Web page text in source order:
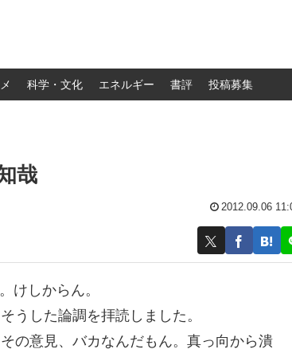
科学・文化 エネルギー 書評 投稿募集
哉
2012.09.06
けしからん。
うした論調を拝読しました。
の意見、バカなんだもん。真っ向から潰